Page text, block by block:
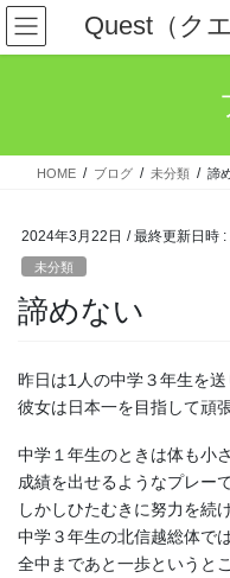
コ
ン
テ
ス
ナ
ビ
ゲ
ン
Quest（ク
HOME ブログ 未分類 諦
2024年3月22日 / 最終更新日時 :
未分類
諦めない
昨日は1人の中学３年生を送
彼女は日本一を目指して頑
中学１年生のときは体も小
成績を出せるようなプレー
しかしひたむきに努力を続
中学３年生の北信越総体で
全中まであと一歩というと